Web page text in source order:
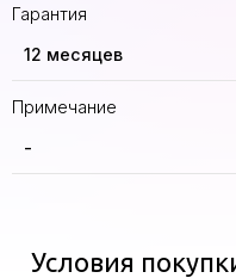
Гарантия
12 месяцев
Примечание
-
Условия